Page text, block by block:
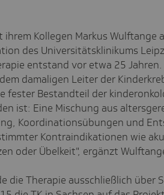
ihrem Kollegen Markus Wulftange
des Universitätsklinikums
entstand vor etwa 25
damaligen Leiter der
fester Bestandteil der
ist: Eine Mischung aus
Koordinationsübungen und
Kontraindikationen wie
oder Übelkeit", ergänzt
die Therapie ausschließlich über